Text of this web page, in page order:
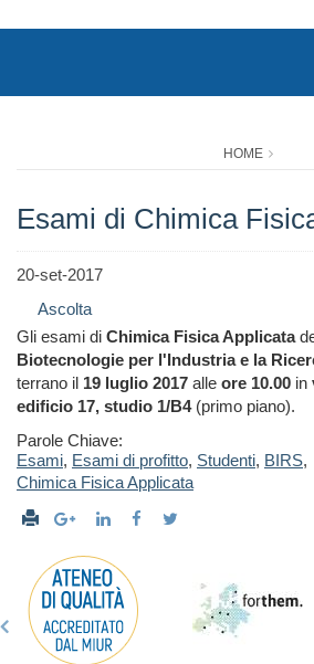
HOME
Esami di Chimica
20-set-2017
Ascolta
Gli esami di Chimica Fisica Applicata
Biotecnologie per l'Industria e la
terrano il 19 luglio 2017 alle ore 10.00 in
edificio 17, studio 1/B4(primo piano).
Parole Chiave:
Esami, Esami di profitto, Studenti, BIRS,
Chimica Fisica Applicata